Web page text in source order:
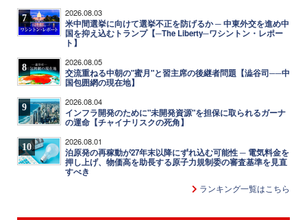
7 2026.08.03
米中間選挙に向けて選挙不正を防げるか ─ 中東外交を進め中
国を抑え込むトランプ【─The Liberty─ワシントン・レポー
ト】
8 2026.08.05
交流重ねる中朝の"蜜月"と習主席の後継者問題【澁谷司──中
国包囲網の現在地】
9 2026.08.04
インフラ開発のために"未開発資源"を担保に取られるガーナ
の運命【チャイナリスクの死角】
10 2026.08.01
泊原発の再稼動が27年末以降にずれ込む可能性 ─ 電気料金を
押し上げ、物価高を助長する原子力規制委の審査基準を見直
すべき
ランキング一覧はこちら